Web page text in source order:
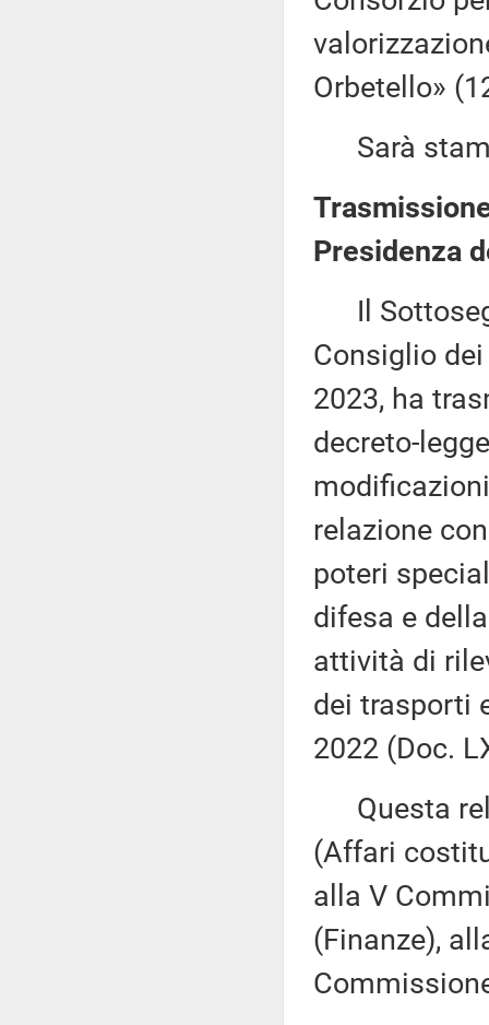
Orbetello»
Sarà
Presidenza
Il
Consiglio
2023, ha
decreto-
relazione
poteri
difesa e
attività di
dei trasporti
2022 (Doc.
Questa
(Affari
alla V
(Finanze),